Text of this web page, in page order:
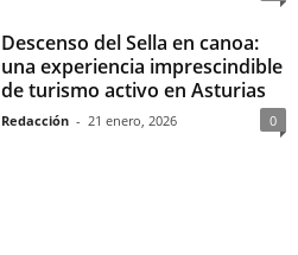
Descenso del Sella en canoa:
una experiencia imprescindible
de turismo activo en Asturias
Redacción - 21 enero, 2026 0